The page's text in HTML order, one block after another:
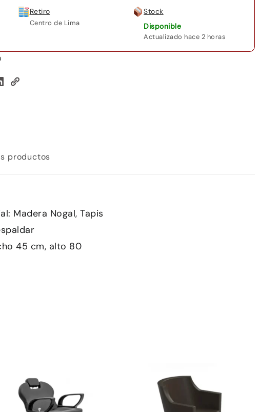
Retiro
Centro de Lima
Stock
Disponible
Actualizado hace 2 horas
productos
Madera Nogal, Tapis
45 cm, alto 80